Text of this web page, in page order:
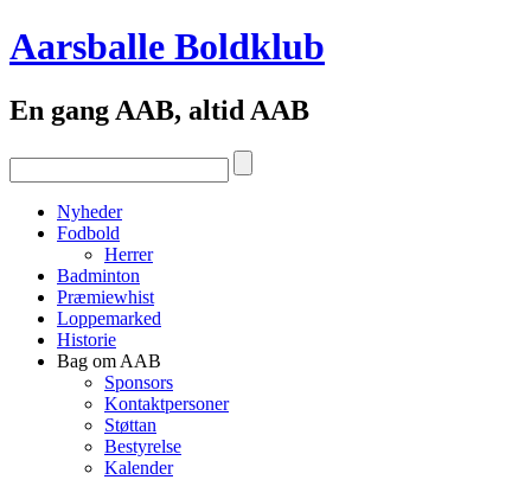
Aarsballe Boldklub
En gang AAB, altid AAB
Nyheder
Fodbold
Herrer
Badminton
Præmiewhist
Loppemarked
Historie
Bag om AAB
Sponsors
Kontaktpersoner
Støttan
Bestyrelse
Kalender